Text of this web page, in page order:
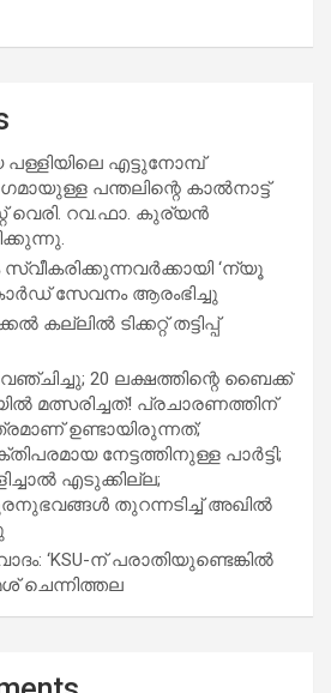
പള്ളിയിലെ എട്ടുനോമ്പ്
പന്തലിന്റെ കാൽനാട്ട്
വെരി. റവ.ഫാ. കുര്യൻ
‘ന്യൂ
സേവനം ആരംഭിച്ചു
കല്ലിൽ ടിക്കറ്റ് തട്ടിപ്പ്
20 ലക്ഷത്തിന്റെ ബൈക്ക്
മത്സരിച്ചത്! പ്രചാരണത്തിന്
ഉണ്ടായിരുന്നത്;
നേട്ടത്തിനുള്ള പാര്‍ട്ടി;
എടുക്കില്ല;
തുറന്നടിച്ച് അഖില്‍
‘KSU-ന് പരാതിയുണ്ടെങ്കിൽ
ചെന്നിത്തല